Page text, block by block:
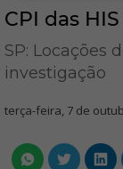
CPI das HIS
SP: Locações
investigação
terça-feira, 7 de